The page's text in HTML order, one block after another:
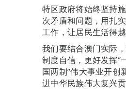
特区政府将始终坚持
次矛盾和问题，用扎
工作，让居民生活得
我们要结合澳门实际
制度自信，更好发挥“
国两制”伟大事业开创
进中华民族伟大复兴